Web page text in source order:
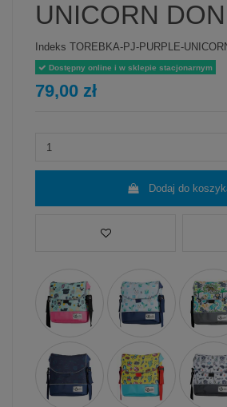
UNICORN
Indeks TOREBKA-PJ-PURPLE-
Dostępny online i w sklepie stacjonarnym
79,00 zł
Dodaj do